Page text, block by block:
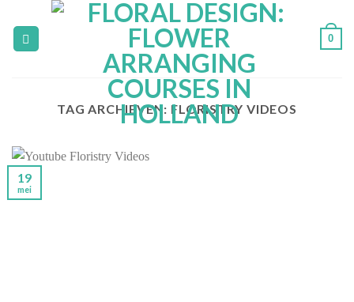
content
0
TAG ARCHIEVEN: FLORISTRY VIDEOS
19
mei